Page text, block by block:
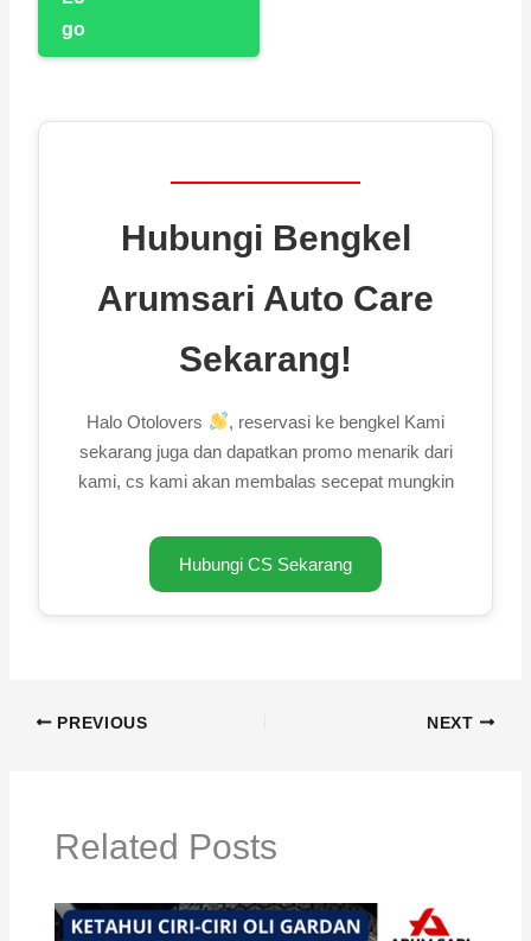
Hubungi Bengkel
Arumsari Auto Care
Sekarang!
Halo Otolovers
, reservasi ke bengkel Kami
sekarang juga dan dapatkan promo menarik dari
kami, cs kami akan membalas secepat mungkin
Hubungi CS Sekarang
PREVIOUS NEXT
Related Posts